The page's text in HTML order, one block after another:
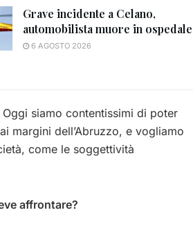
Grave incidente a Celano,
automobilista muore in ospedale
6 AGOSTO 2026
siamo contentissimi di poter
margini dell’Abruzzo, e vogliamo
come le soggettività
affrontare?